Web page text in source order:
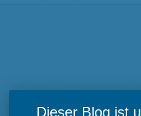
Abtreibung AGG
Dieser Blog ist